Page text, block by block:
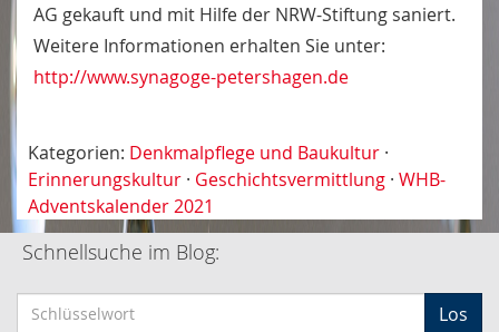
AG gekauft und mit Hilfe der NRW-Stiftung saniert.
Weitere Informationen erhalten Sie unter:
http://www.synagoge-petershagen.de
Kategorien: Denkmalpflege und Baukultur ·
Erinnerungskultur · Geschichtsvermittlung · WHB-
Adventskalender 2021
Schnellsuche im Blog:
Los